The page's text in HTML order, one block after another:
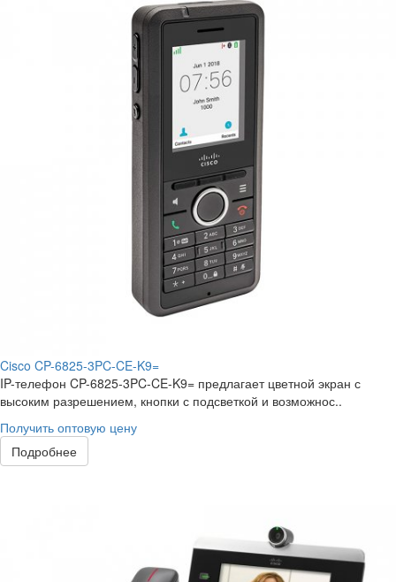
Cisco CP-6825-3PC-CE-K9=
IP-телефон CP-6825-3PC-CE-K9= предлагает цветной экран с
высоким разрешением, кнопки с подсветкой и возможнос..
Получить оптовую цену
Подробнее